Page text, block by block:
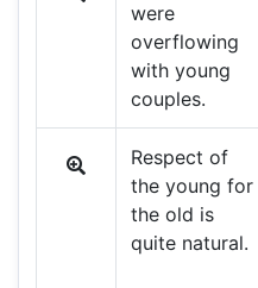
were
overflowing
with young
couples.
Respect of
the young for
the old is
quite natural.